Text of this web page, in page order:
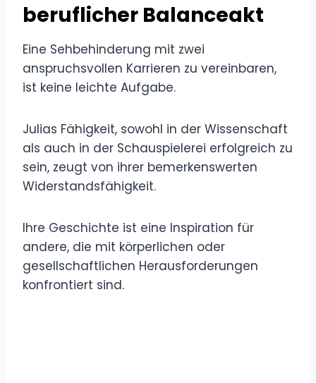
beruflicher Balanceakt
Eine Sehbehinderung mit zwei
anspruchsvollen Karrieren zu vereinbaren,
ist keine leichte Aufgabe.
Julias Fähigkeit, sowohl in der Wissenschaft
als auch in der Schauspielerei erfolgreich zu
sein, zeugt von ihrer bemerkenswerten
Widerstandsfähigkeit.
Ihre Geschichte ist eine Inspiration für
andere, die mit körperlichen oder
gesellschaftlichen Herausforderungen
konfrontiert sind.